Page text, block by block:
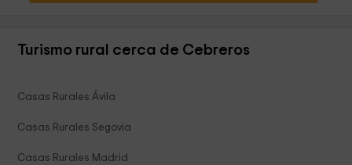
Turismo rural cerca de Cebreros
Casas Rurales Ávila
Casas Rurales Segovia
Casas Rurales Madrid